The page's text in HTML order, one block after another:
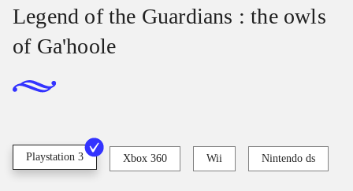
Legend of the Guardians : the owls
of Ga'hoole
Playstation 3 Xbox 360 Wii Nintendo ds